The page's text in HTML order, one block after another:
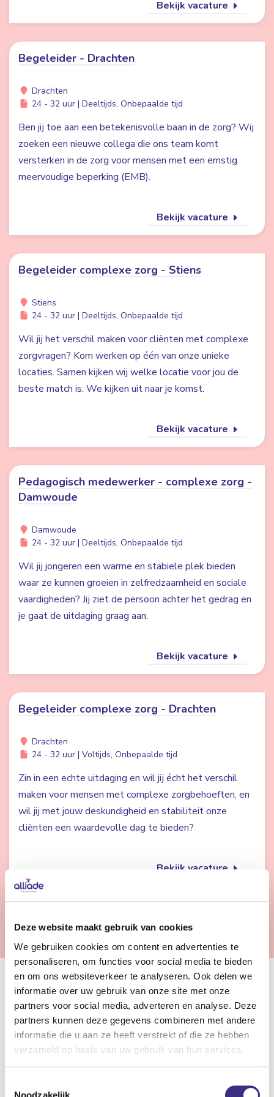
Deze website maakt gebruik van cookies
We gebruiken cookies om content en advertenties te
personaliseren, om functies voor social media te bieden
en om ons websiteverkeer te analyseren. Ook delen we
informatie over uw gebruik van onze site met onze
partners voor social media, adverteren en analyse. Deze
partners kunnen deze gegevens combineren met andere
informatie die u aan ze heeft verstrekt of die ze hebben
verzameld op basis van uw gebruik van hun services.
Bekijk vacature
Begeleider - Drachten
Drachten
24 - 32 uur | Deeltijds, Onbepaalde tijd
Ben jij toe aan een betekenisvolle baan in de zorg? Wij
zoeken een nieuwe collega die ons team komt
versterken in de zorg voor mensen met een ernstig
meervoudige beperking (EMB).
Bekijk vacature
Begeleider complexe zorg - Stiens
Stiens
24 - 32 uur | Deeltijds, Onbepaalde tijd
Wil jij het verschil maken voor cliënten met complexe
zorgvragen? Kom werken op één van onze unieke
locaties. Samen kijken wij welke locatie voor jou de
beste match is. We kijken uit naar je komst.
Bekijk vacature
Pedagogisch medewerker - complexe zorg -
Damwoude
Damwoude
24 - 32 uur | Deeltijds, Onbepaalde tijd
Wil jij jongeren een warme en stabiele plek bieden
waar ze kunnen groeien in zelfredzaamheid en sociale
vaardigheden? Jij ziet de persoon achter het gedrag en
je gaat de uitdaging graag aan.
Bekijk vacature
Begeleider complexe zorg - Drachten
Drachten
24 - 32 uur | Voltijds, Onbepaalde tijd
Zin in een echte uitdaging en wil jij écht het verschil
maken voor mensen met complexe zorgbehoeften, en
wil jij met jouw deskundigheid en stabiliteit onze
cliënten een waardevolle dag te bieden?
Bekijk vacature
Samenwerken in de gehandicaptenzorg
In de gehandicaptenzorg staan wij klaar om cliënten met
een beperking de zorg, ondersteuning en begeleiding te
bieden die zij nodig hebben. Of het nu gaat om een